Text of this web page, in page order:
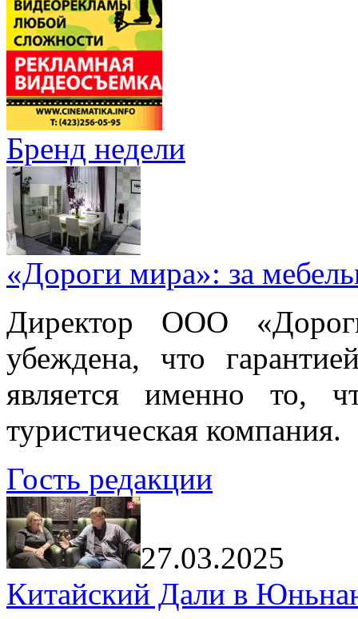
Бренд недели
«Дороги мира»: за
Директор ООО
убеждена, что
является именно то,
туристическая компания.
Гость редакции
27.03.2025
Китайский Дали в